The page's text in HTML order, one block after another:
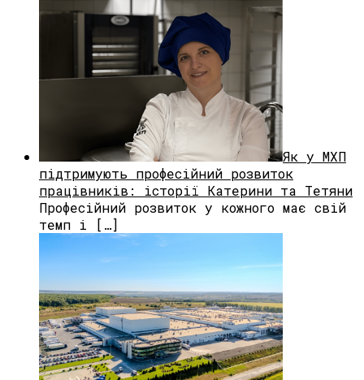
Як у МХП
підтримують професійний розвиток
працівників: історії Катерини та Тетяни
Професійний розвиток у кожного має свій
темп і […]